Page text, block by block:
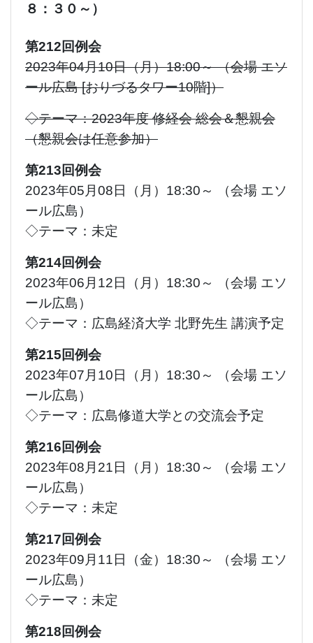
８：３０～）
第212回例会
2023年04月10日（月）18:00～ （会場 エソ
ール広島 [おりづるタワー10階]）
◇テーマ：2023年度 修経会 総会＆懇親会
（懇親会は任意参加）
第213回例会
2023年05月08日（月）18:30～ （会場 エソ
ール広島）
◇テーマ：未定
第214回例会
2023年06月12日（月）18:30～ （会場 エソ
ール広島）
◇テーマ：広島経済大学 北野先生 講演予定
第215回例会
2023年07月10日（月）18:30～ （会場 エソ
ール広島）
◇テーマ：広島修道大学との交流会予定
第216回例会
2023年08月21日（月）18:30～ （会場 エソ
ール広島）
◇テーマ：未定
第217回例会
2023年09月11日（金）18:30～ （会場 エソ
ール広島）
◇テーマ：未定
第218回例会